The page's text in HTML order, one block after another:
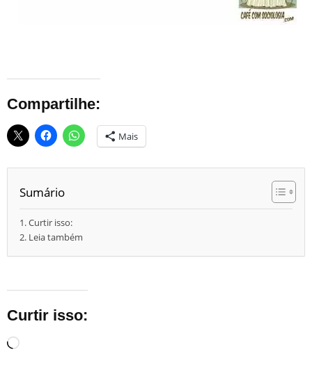
Compartilhe:
Mais
Sumário
Curtir isso:
Leia também
Curtir isso:
Carregando...